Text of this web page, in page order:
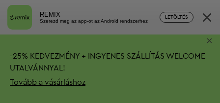
REMIX
Szerezd meg az app-ot az Android rendszerhez
LETÖLTÉS ×
-25% KEDVEZMÉNY + INGYENES SZÁLLÍTÁS WELCOME
UTALVÁNNYAL!
Tovább a vásárláshoz
×